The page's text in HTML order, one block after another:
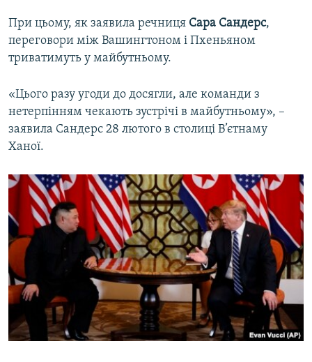
При цьому, як заявила речниця Сара Сандерс,
переговори між Вашингтоном і Пхеньяном
триватимуть у майбутньому.
«Цього разу угоди до досягли, але команди з
нетерпінням чекають зустрічі в майбутньому», –
заявила Сандерс 28 лютого в столиці В’єтнаму
Ханої.